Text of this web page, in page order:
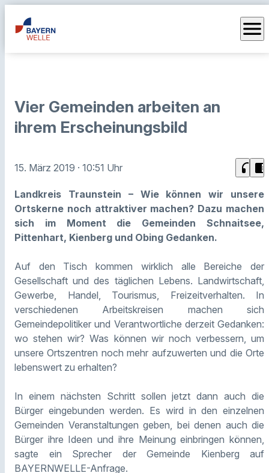
menu
Vier Gemeinden arbeiten an
ihrem Erscheinungsbild
15. März 2019 · 10:51 Uhr headphones chrome_reader_mode
Landkreis Traunstein – Wie können wir unsere
Ortskerne noch attraktiver machen? Dazu machen
sich im Moment die Gemeinden Schnaitsee,
Pittenhart, Kienberg und Obing Gedanken.
Auf den Tisch kommen wirklich alle Bereiche der
Gesellschaft und des täglichen Lebens. Landwirtschaft,
Gewerbe, Handel, Tourismus, Freizeitverhalten. In
verschiedenen Arbeitskreisen machen sich
Gemeindepolitiker und Verantwortliche derzeit Gedanken:
wo stehen wir? Was können wir noch verbessern, um
unsere Ortszentren noch mehr aufzuwerten und die Orte
lebenswert zu erhalten?
In einem nächsten Schritt sollen jetzt dann auch die
Bürger eingebunden werden. Es wird in den einzelnen
Gemeinden Veranstaltungen geben, bei denen auch die
Bürger ihre Ideen und ihre Meinung einbringen können,
sagte ein Sprecher der Gemeinde Kienberg auf
BAYERNWELLE-Anfrage.